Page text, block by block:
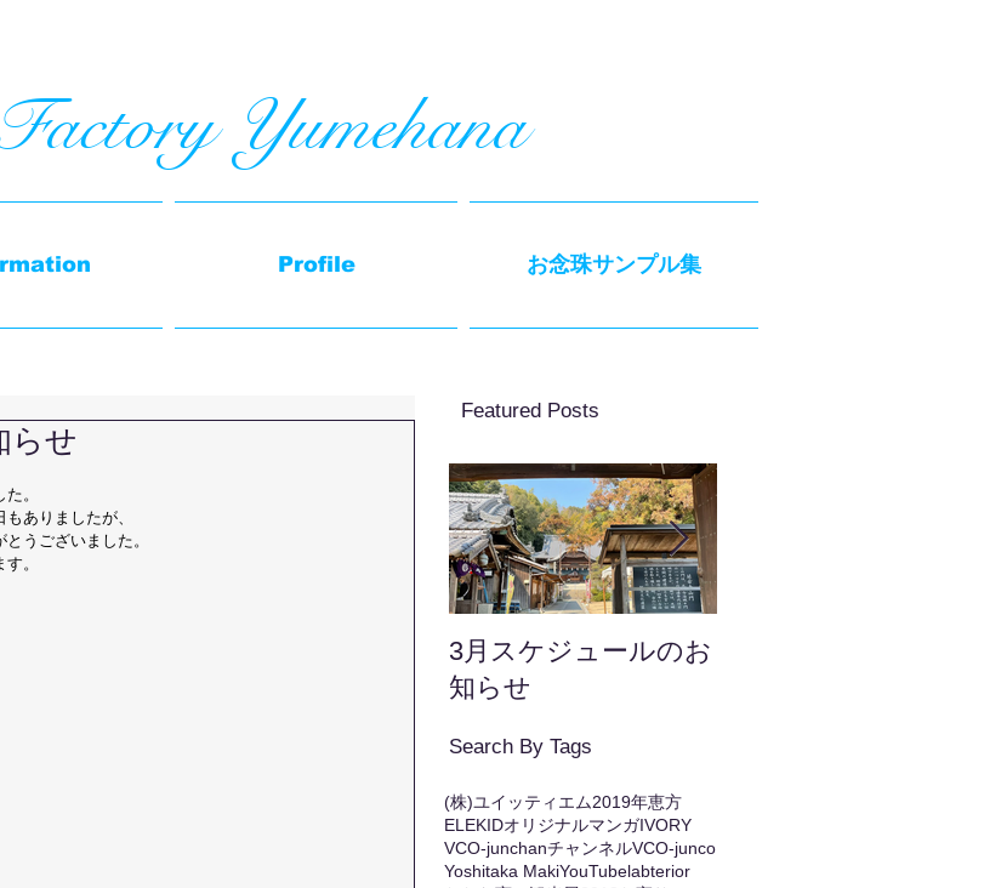
らせ
。
ありましたが、
うございました。
。
Featured Posts
3月スケジュールのお
知らせ
Search By Tags
(株)ユイッティエム2019年恵方
ELEKIDオリジナルマンガIVORY
VCO-junchanチャンネルVCO-junco
Yoshitaka MakiYouTubelabterior
Profile お念珠サンプル集
Yumehana